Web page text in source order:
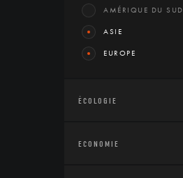
AMÉRIQUE DU SUD
ASIE
EUROPE
ÉCOLOGIE
ECONOMIE